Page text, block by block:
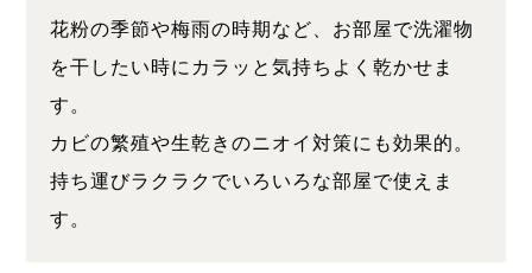
花粉の季節や梅雨の時期など、お部屋で洗濯物
を干したい時にカラッと気持ちよく乾かせま
す。
カビの繁殖や生乾きのニオイ対策にも効果的。
持ち運びラクラクでいろいろな部屋で使えま
す。